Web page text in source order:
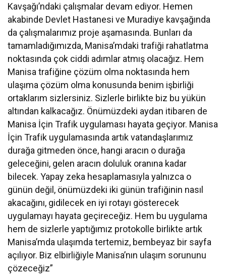
Kavşağı’ndaki çalışmalar devam ediyor. Hemen
akabinde Devlet Hastanesi ve Muradiye kavşağında
da çalışmalarımız proje aşamasında. Bunları da
tamamladığımızda, Manisa’mdaki trafiği rahatlatma
noktasında çok ciddi adımlar atmış olacağız. Hem
Manisa trafiğine çözüm olma noktasında hem
ulaşıma çözüm olma konusunda benim işbirliği
ortaklarım sizlersiniz. Sizlerle birlikte biz bu yükün
altından kalkacağız. Önümüzdeki aydan itibaren de
Manisa İçin Trafik uygulaması hayata geçiyor. Manisa
İçin Trafik uygulamasında artık vatandaşlarımız
durağa gitmeden önce, hangi aracın o durağa
geleceğini, gelen aracın doluluk oranına kadar
bilecek. Yapay zeka hesaplamasıyla yalnızca o
günün değil, önümüzdeki iki günün trafiğinin nasıl
akacağını, gidilecek en iyi rotayı gösterecek
uygulamayı hayata geçireceğiz. Hem bu uygulama
hem de sizlerle yaptığımız protokolle birlikte artık
Manisa’mda ulaşımda tertemiz, bembeyaz bir sayfa
açılıyor. Biz elbirliğiyle Manisa’nın ulaşım sorununu
çözeceğiz”